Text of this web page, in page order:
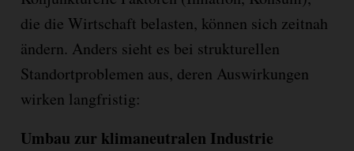
die die Wirtschaft belasten, können sich zeitnah
ändern. Anders sieht es bei strukturellen
Standortproblemen aus, deren Auswirkungen
wirken langfristig:
Umbau zur klimaneutralen Industrie